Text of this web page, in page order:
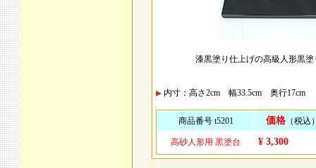
漆黒塗り仕上げの高級人形黒
内寸：高さ2cm 幅33.5cm 奥行17cm
商品番号 t5201 価格 （税込
高砂人形用 黒塗台 ¥ 3,300